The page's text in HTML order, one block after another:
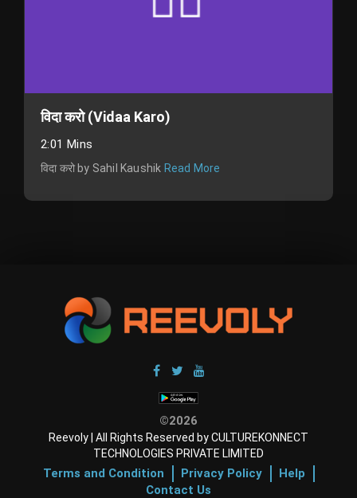
विदा करो (Vidaa Karo)
2:01 Mins
विदा करो by Sahil Kaushik Read More
©2026
Reevoly | All Rights Reserved by CULTUREKONNECT
TECHNOLOGIES PRIVATE LIMITED
Terms and Condition Privacy Policy
Help
Contact Us